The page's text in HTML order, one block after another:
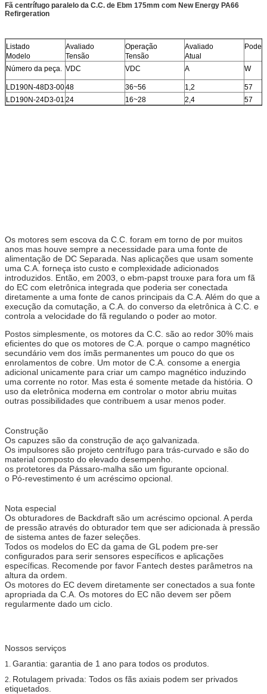
Fã centrífugo paralelo da C.C. de Ebm 175mm com New Energy PA66
Refirgeration
Listado
Modelo
Avaliado
Tensão
Operação
Tensão
Avaliado
Atual
Poder
Número da peça. VDC VDC A W
LD190N-48D3-0048 36~56 1,2
57
LD190N-24D3-01 24 16~28 2,4 57
Os motores sem escova da C.C. foram em torno de por muitos
anos mas houve sempre a necessidade para uma fonte de
alimentação de DC Separada. Nas aplicações que usam somente
uma C.A. forneça isto custo e complexidade adicionados
introduzidos. Então, em 2003, o ebm-papst trouxe para fora um fã
do EC com eletrônica integrada que poderia ser conectada
diretamente a uma fonte de canos principais da C.A. Além do que a
execução da comutação, a C.A. do converso da eletrônica à C.C. e
controla a velocidade do fã regulando o poder ao motor.
Postos simplesmente, os motores da C.C. são ao redor 30% mais
eficientes do que os motores de C.A. porque o campo magnético
secundário vem dos ímãs permanentes um pouco do que os
enrolamentos de cobre. Um motor de C.A. consome a energia
adicional unicamente para criar um campo magnético induzindo
uma corrente no rotor. Mas esta é somente metade da história. O
uso da eletrônica moderna em controlar o motor abriu muitas
outras possibilidades que contribuem a usar menos poder.
Construção
Os capuzes são da construção de aço galvanizada.
Os impulsores são projeto centrífugo para trás-curvado e são do
material composto do elevado desempenho.
os protetores da Pássaro-malha são um figurante opcional.
o Pó-revestimento é um acréscimo opcional.
Nota especial
Os obturadores de Backdraft são um acréscimo opcional. A perda
de pressão através do obturador tem que ser adicionada à pressão
de sistema antes de fazer seleções.
Todos os modelos do EC da gama de GL podem pre-ser
configurados para serir sensores específicos e aplicações
específicas. Recomende por favor Fantech destes parâmetros na
altura da ordem.
Os motores do EC devem diretamente ser conectados a sua fonte
apropriada da C.A. Os motores do EC não devem ser põem
regularmente dado um ciclo.
Nossos serviços
1. Garantia: garantia de 1 ano para todos os produtos.
2. Rotulagem privada: Todos os fãs axiais podem ser privados
etiquetados.